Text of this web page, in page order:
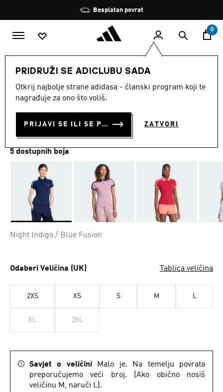
Zaustavi
rotaciju
Besplatan povrat
0
PRIDRUŽI SE ADICLUBU SADA
Otkrij najbolje strane adidasa - članski program koji te
nagrađuje za ono što voliš.
PRIJAVI SE ILI SE PRIDRUŽI SADA ZATVORI
Odjeća
POLO 3-STRIPES
€ 40.00
5 dostupnih boja
Night Indigo / Blue Fusion
Odaberi Veličina (UK) Tablica veličina
2XS XS S M L
XL 2XL
Savjet o veličini
Malo je. Na temelju povrata
preporučujemo veći broj. (Ako obično nosiš
veličinu M, naruči L).